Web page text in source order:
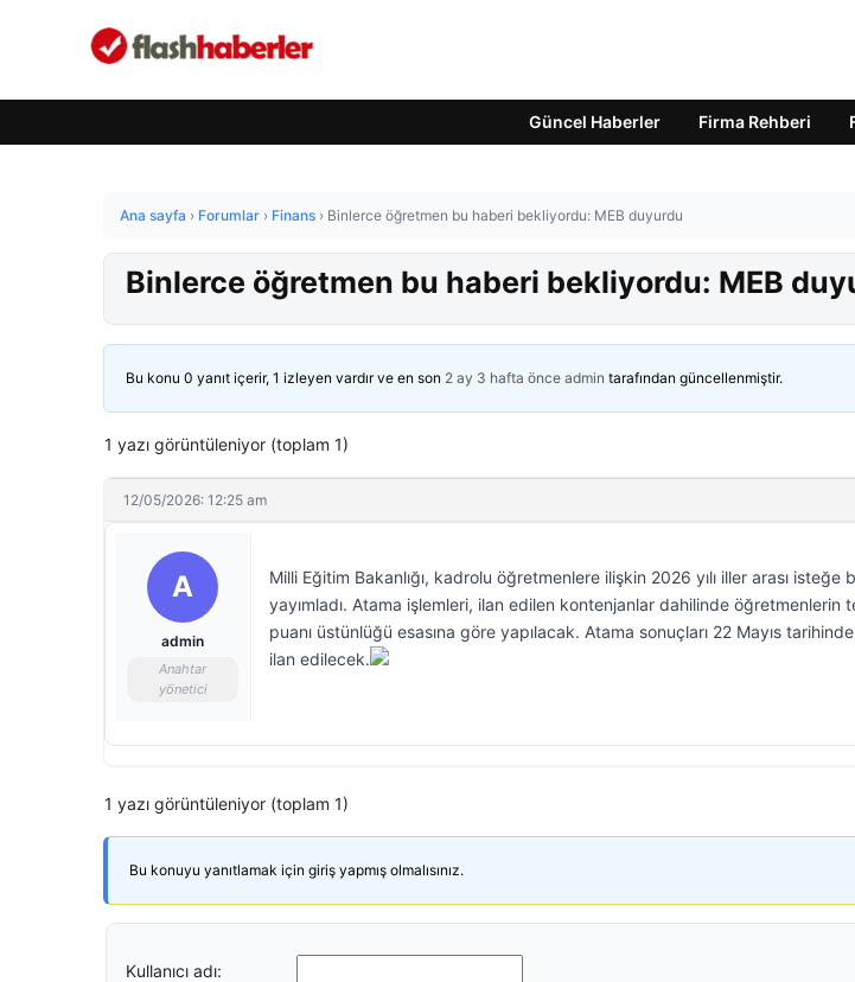
Güncel Haberler Firma Rehberi
Ana sayfa › Forumlar › Finans › Binlerce öğretmen bu haberi bekliyordu: MEB duyurdu
Binlerce öğretmen bu haberi bekliyordu: MEB
Bu konu 0 yanıt içerir, 1 izleyen vardır ve en son 2 ay 3 hafta önce admin tarafından güncellenmiştir.
1 yazı görüntüleniyor (toplam 1)
12/05/2026: 12:25 am
A
admin
Anahtar
yönetici
Milli Eğitim Bakanlığı, kadrolu öğretmenlere ilişkin 2026 yılı iller arası
yayımladı. Atama işlemleri, ilan edilen kontenjanlar dahilinde öğretmenlerin
puanı üstünlüğü esasına göre yapılacak. Atama sonuçları 22 Mayıs
ilan edilecek.
1 yazı görüntüleniyor (toplam 1)
Bu konuyu yanıtlamak için giriş yapmış olmalısınız.
Kullanıcı adı: